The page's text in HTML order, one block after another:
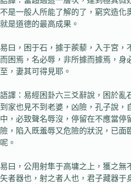
不是一般人所能了解的了，窮究造化
就是道德的最高成果。
易曰，困于石，據于蒺藜，入于宮，
而困焉，名必辱，非所據而據焉，身
至，妻其可得見耶。
語譯：易經困卦六三爻辭說，困於亂
到家也見不到老婆，凶險，孔子說，
中，必致聲名辱沒，停留在不應當停
險，陷入既羞辱又危險的狀況，已面
呢。
易曰，公用射隼于高墉之上，獲之無
矢者器也，射之者人也，君子藏器于